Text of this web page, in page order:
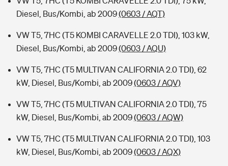
Diesel, Bus/Kombi, ab 2009(0603 / AQT)
VW T5, 7HC (T5 KOMBI CARAVELLE 2.0 TDI), 103 kW,
Diesel, Bus/Kombi, ab 2009(0603 / AQU)
VW T5, 7HC (T5 MULTIVAN CALIFORNIA 2.0 TDI), 62
kW, Diesel, Bus/Kombi, ab 2009(0603 / AQV)
VW T5, 7HC (T5 MULTIVAN CALIFORNIA 2.0 TDI), 75
kW, Diesel, Bus/Kombi, ab 2009(0603 / AQW)
VW T5, 7HC (T5 MULTIVAN CALIFORNIA 2.0 TDI), 103
kW, Diesel, Bus/Kombi, ab 2009(0603 / AQX)